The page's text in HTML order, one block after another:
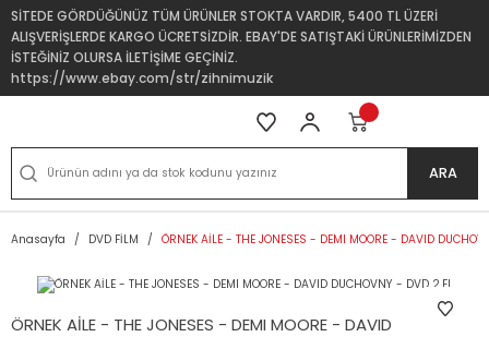
SİTEDE GÖRDÜĞÜNÜZ TÜM ÜRÜNLER STOKTA VARDIR, 5400 TL ÜZERİ
ALIŞVERİŞLERDE KARGO ÜCRETSİZDİR. EBAY'DE SATIŞTAKİ ÜRÜNLERİMİZDEN
İSTEĞİNİZ OLURSA İLETİŞİME GEÇİNİZ.
https://www.ebay.com/str/zihnimuzik
ARA
Anasayfa DVD FİLM ÖRNEK AİLE - THE JONESES - DEMI MOORE - DAVID
ÖRNEK AİLE - THE JONESES - DEMI MOORE - DAVID